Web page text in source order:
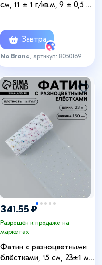
см, 11 ± 1 г/кв.м, 9 ± 0,5 м,
Завтра
No Brand , артикул: 8050169
341.55 ₽
Разрешён к продаже на
маркетах
Фатин с разноцветными
блёстками, 15 см, 23±1 м,